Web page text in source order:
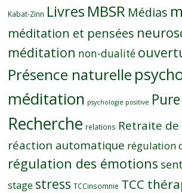
Kabat-Zinn Livres MBSR Médias
méditation et pensées
méditation non-dualité
Présence naturelle
méditation psychologie positive
Recherche relations Retraite
réaction automatique régulation
régulation des émotions
stage stress TCCinsomnie TCC